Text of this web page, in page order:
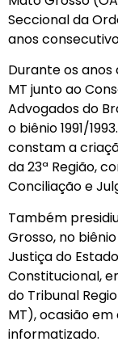
Seccional da
anos
Durante os anos
MT junto ao
Advogados do
o biênio 1991/
constam a
da 23ª Região,
Conciliação e
Também
Grosso, no
Justiça do
Constitucional,
do Tribunal
MT), ocasião
informatizado.